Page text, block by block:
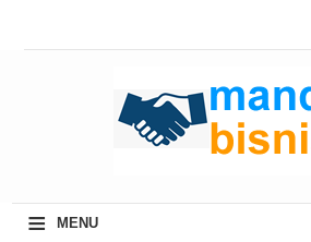
≡ MENU